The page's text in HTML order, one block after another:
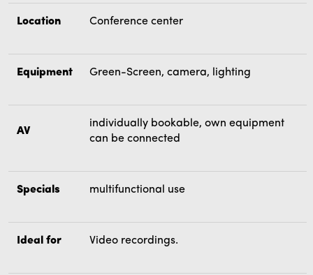
Location Conference center
Equipment Green-Screen, camera, lighting
AV
individually bookable, own equipment
can be connected
Specials multifunctional use
Ideal for Video recordings.